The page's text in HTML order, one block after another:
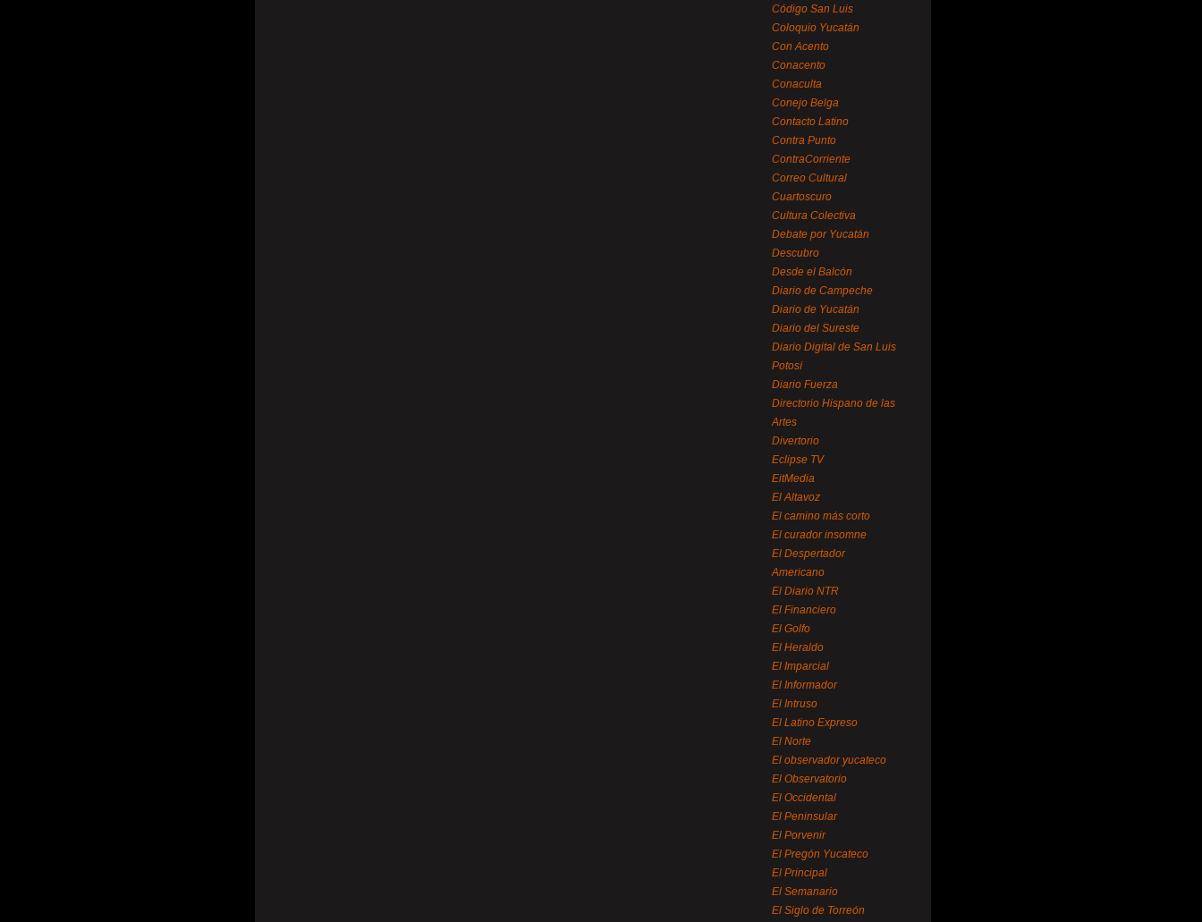
Código San Luis
Coloquio Yucatán
Con Acento
Conacento
Conaculta
Conejo Belga
Contacto Latino
Contra Punto
ContraCorriente
Correo Cultural
Cuartoscuro
Cultura Colectiva
Debate por Yucatán
Descubro
Desde el Balcón
Diario de Campeche
Diario de Yucatán
Diario del Sureste
Diario Digital de San Luis
Potosí
Diario Fuerza
Directorio Hispano de las
Artes
Divertorio
Eclipse TV
EitMedia
El Altavoz
El camino más corto
El curador insomne
El Despertador
Americano
El Diario NTR
El Financiero
El Golfo
El Heraldo
El Imparcial
El Informador
El Intruso
El Latino Expreso
El Norte
El observador yucateco
El Observatorio
El Occidental
El Peninsular
El Porvenir
El Pregón Yucateco
El Principal
El Semanario
El Siglo de Torreón